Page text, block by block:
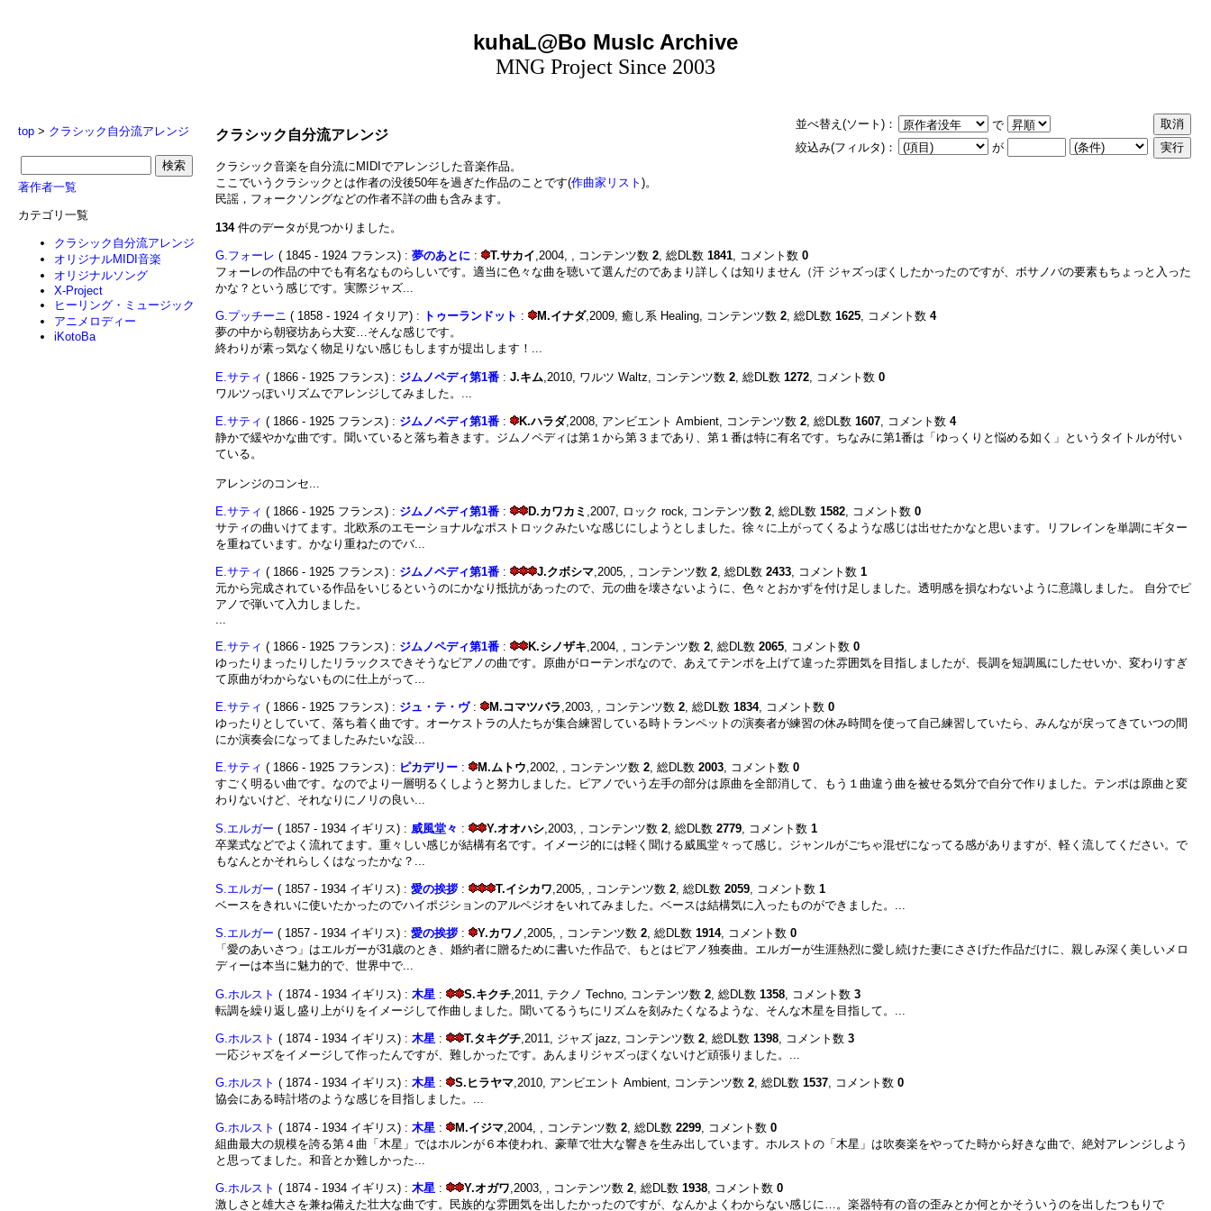
kuhaL@Bo Muslc Archive
MNG Project Since 2003
top > クラシック自分流アレンジ
著作者一覧
カテゴリ一覧
クラシック自分流アレンジ
オリジナルMIDI音楽
オリジナルソング
X-Project
ヒーリング・ミュージック
アニメロディー
iKotoBa
並べ替え(ソート)：
で
絞込み(フィルタ)：
が
クラシック自分流アレンジ
クラシック音楽を自分流にMIDIでアレンジした音楽作品。
ここでいうクラシックとは作者の没後50年を過ぎた作品のことです(作曲家リスト )。
民謡，フォークソングなどの作者不詳の曲も含みます。
134件のデータが見つかりました。
G.フォーレ ( 1845 - 1924 フランス) : 夢のあとに : T.サカイ ,2004, , コンテンツ数 2 , 総DL数 1841 , コメント数 0
フォーレの作品の中でも有名なものらしいです。適当に色々な曲を聴いて選んだのであまり詳しくは知りません（汗 ジャズっぽくしたかったのですが、ボサノバの要素もちょっと入った
かな？という感じです。実際ジャズ...
G.プッチーニ ( 1858 - 1924 イタリア) : トゥーランドット : M.イナダ,2009, 癒し系 Healing, コンテンツ数 2, 総DL数 1625, コメント数 4
夢の中から朝寝坊あら大変…そんな感じです。
終わりが素っ気なく物足りない感じもしますが提出します！...
E.サティ ( 1866 - 1925 フランス) : ジムノペディ第1番 : J.キム ,2010, ワルツ Waltz, コンテンツ数 2 , 総DL数 1272 , コメント数 0
ワルツっぽいリズムでアレンジしてみました。...
E.サティ ( 1866 - 1925 フランス) : ジムノペディ第1番 : K.ハラダ,2008, アンビエント Ambient, コンテンツ数 2 , 総DL数 1607 , コメント数 4
静かで緩やかな曲です。聞いていると落ち着きます。ジムノペディは第１から第３まであり、第１番は特に有名です。ちなみに第1番は「ゆっくりと悩める如く」というタイトルが付い
ている。
アレンジのコンセ...
E.サティ ( 1866 - 1925 フランス) : ジムノペディ第1番 : D.カワカミ ,2007, ロック rock, コンテンツ数 2, 総DL数 1582, コメント数 0
サティの曲いけてます。北欧系のエモーショナルなポストロックみたいな感じにしようとしました。徐々に上がってくるような感じは出せたかなと思います。リフレインを単調にギター
を重ねています。かなり重ねたのでバ...
E.サティ ( 1866 - 1925 フランス) : ジムノペディ第1番 : J.クボシマ,2005, , コンテンツ数 2, 総DL数 2433, コメント数 1
元から完成されている作品をいじるというのにかなり抵抗があったので、元の曲を壊さないように、色々とおかずを付け足しました。透明感を損なわないように意識しました。 自分でピ
アノで弾いて入力しました。
...
E.サティ ( 1866 - 1925 フランス) : ジムノペディ第1番 : K.シノザキ ,2004, , コンテンツ数 2 , 総DL数 2065 , コメント数 0
ゆったりまったりしたリラックスできそうなピアノの曲です。原曲がローテンポなので、あえてテンポを上げて違った雰囲気を目指しましたが、長調を短調風にしたせいか、変わりすぎ
て原曲がわからないものに仕上がって...
E.サティ ( 1866 - 1925 フランス) : ジュ・テ・ヴ: M.コマツバラ,2003, , コンテンツ数 2, 総DL数 1834, コメント数 0
ゆったりとしていて、落ち着く曲です。オーケストラの人たちが集合練習している時トランペットの演奏者が練習の休み時間を使って自己練習していたら、みんなが戻ってきていつの間
にか演奏会になってましたみたいな設...
E.サティ ( 1866 - 1925 フランス) : ピカデリー : M.ムトウ,2002, , コンテンツ数 2, 総DL数 2003, コメント数 0
すごく明るい曲です。なのでより一層明るくしようと努力しました。ピアノでいう左手の部分は原曲を全部消して、もう１曲違う曲を被せる気分で自分で作りました。テンポは原曲と変
わりないけど、それなりにノリの良い...
S.エルガー ( 1857 - 1934 イギリス) : 威風堂々 : Y.オオハシ ,2003, , コンテンツ数 2 , 総DL数 2779 , コメント数 1
卒業式などでよく流れてます。重々しい感じが結構有名です。イメージ的には軽く聞ける威風堂々って感じ。ジャンルがごちゃ混ぜになってる感がありますが、軽く流してください。で
もなんとかそれらしくはなったかな？...
S.エルガー ( 1857 - 1934 イギリス) : 愛の挨拶 : T.イシカワ,2005, , コンテンツ数 2, 総DL数 2059, コメント数 1
ベースをきれいに使いたかったのでハイポジションのアルペジオをいれてみました。ベースは結構気に入ったものができました。...
S.エルガー ( 1857 - 1934 イギリス) : 愛の挨拶 : Y.カワノ ,2005, , コンテンツ数 2, 総DL数 1914, コメント数 0
「愛のあいさつ」はエルガーが31歳のとき、婚約者に贈るために書いた作品で、もとはピアノ独奏曲。エルガーが生涯熱烈に愛し続けた妻にささげた作品だけに、親しみ深く美しいメロ
ディーは本当に魅力的で、世界中で...
G.ホルスト ( 1874 - 1934 イギリス) : 木星 : S.キクチ ,2011, テクノ Techno, コンテンツ数 2 , 総DL数 1358 , コメント数 3
転調を繰り返し盛り上がりをイメージして作曲しました。聞いてるうちにリズムを刻みたくなるような、そんな木星を目指して。...
G.ホルスト ( 1874 - 1934 イギリス) : 木星 : T.タキグチ,2011, ジャズ jazz, コンテンツ数 2, 総DL数 1398, コメント数 3
一応ジャズをイメージして作ったんですが、難しかったです。あんまりジャズっぽくないけど頑張りました。...
G.ホルスト ( 1874 - 1934 イギリス) : 木星 : S.ヒラヤマ,2010, アンビエント Ambient, コンテンツ数 2, 総DL数 1537, コメント数 0
協会にある時計塔のような感じを目指しました。...
G.ホルスト ( 1874 - 1934 イギリス) : 木星 : M.イジマ ,2004, , コンテンツ数 2 , 総DL数 2299 , コメント数 0
組曲最大の規模を誇る第４曲「木星」ではホルンが６本使われ、豪華で壮大な響きを生み出しています。ホルストの「木星」は吹奏楽をやってた時から好きな曲で、絶対アレンジしよう
と思ってました。和音とか難しかった...
G.ホルスト ( 1874 - 1934 イギリス) : 木星 : Y.オガワ,2003, , コンテンツ数 2, 総DL数 1938, コメント数 0
激しさと雄大さを兼ね備えた壮大な曲です。民族的な雰囲気を出したかったのですが、なんかよくわからない感じに…。楽器特有の音の歪みとか何とかそういうのを出したつもりで